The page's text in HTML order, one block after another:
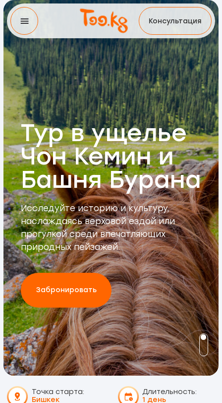
Консультация
Тур в ущелье
Чон Кемин и
Башня Бурана
Забронировать
Исследуйте историю и культуру,
наслаждаясь верховой ездой или
прогулкой среди впечатляющих
природных пейзажей.
Точка старта: Длительность:
1 день
Стоимость:
от 145$
Сложность:
Легкая
Тур в ущелье
Чон Кемин и
Башня Бурана
Отправляйтесь в увлекательное